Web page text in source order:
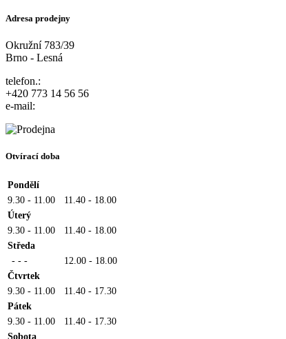
Adresa prodejny
Okružní 783/39
Brno - Lesná
telefon.:
+420 773 14 56 56
e-mail:
Otvírací doba
Pondělí
9.30 - 11.00
11.40 - 18.00
Úterý
9.30 - 11.00
11.40 - 18.00
Středa
- - -
12.00 - 18.00
Čtvrtek
9.30 - 11.00
11.40 - 17.30
Pátek
9.30 - 11.00
11.40 - 17.30
Sobota